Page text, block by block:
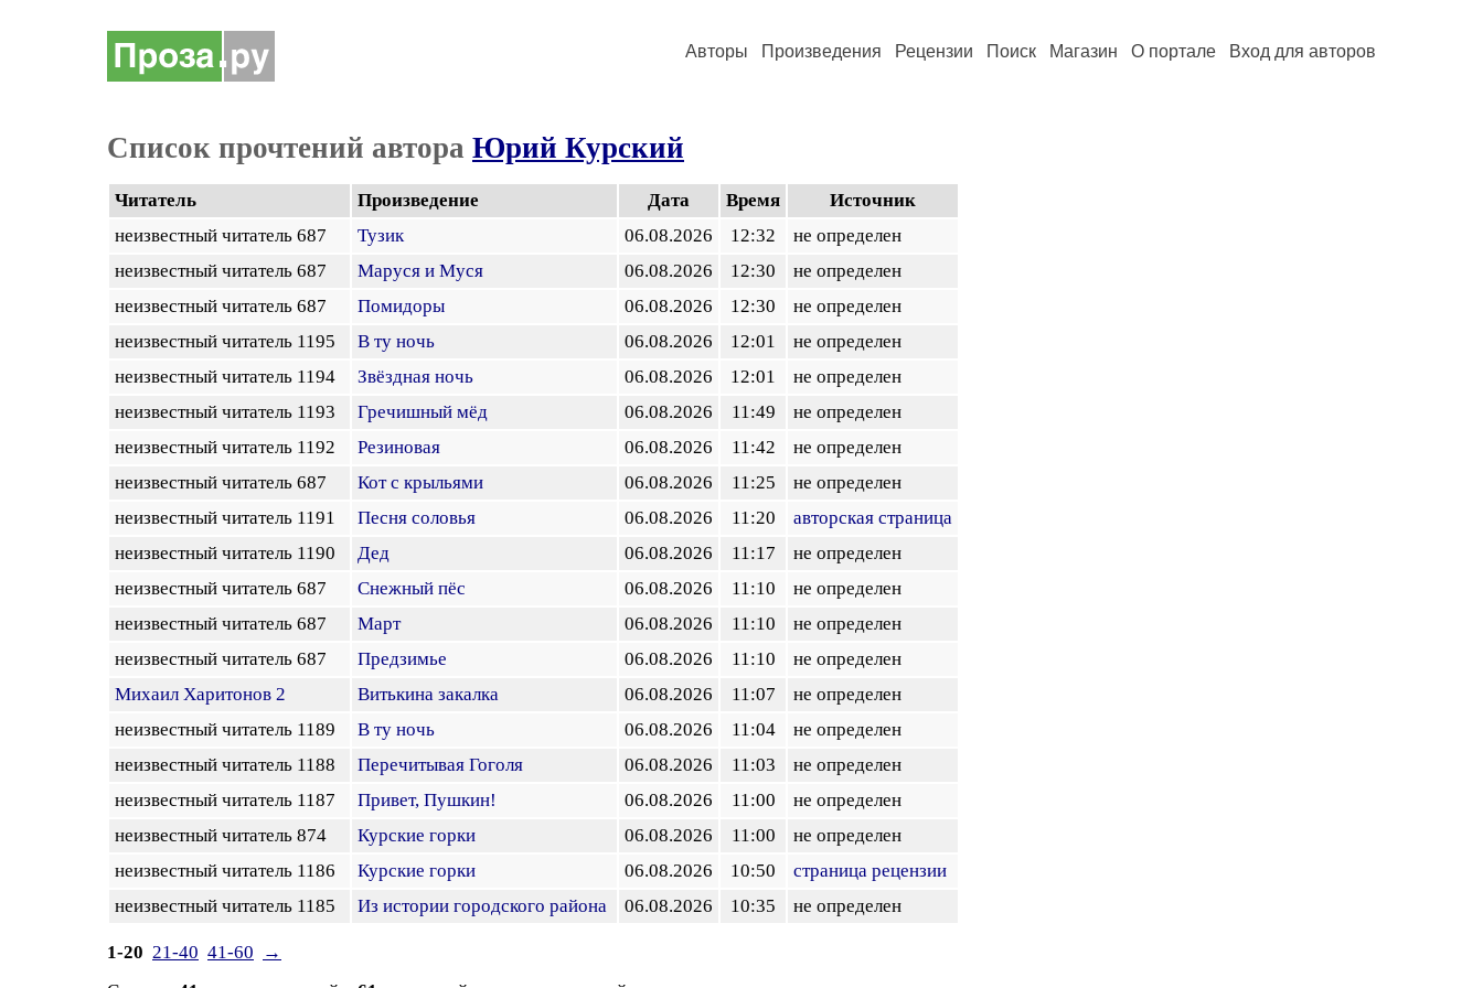
Авторы Произведения Рецензии Поиск Магазин О портале Вход для авторов
Список прочтений автора Юрий Курский
Читатель Произведение Дата Время
Источник
неизвестный читатель 687
Тузик 06.08.2026 12:32
не определен
неизвестный читатель 687
Маруся и Муся 06.08.2026 12:30
не определен
неизвестный читатель 687
Помидоры 06.08.2026 12:30
не определен
неизвестный читатель 1195
В ту ночь 06.08.2026 12:01
не определен
неизвестный читатель 1194
Звёздная ночь 06.08.2026 12:01
не определен
неизвестный читатель 1193
Гречишный мёд 06.08.2026 11:49
не определен
неизвестный читатель 1192
Резиновая 06.08.2026 11:42
не определен
неизвестный читатель 687
Кот с крыльями 06.08.2026 11:25
не определен
неизвестный читатель 1191
Песня соловья 06.08.2026 11:20
авторская страница
неизвестный читатель 1190
Дед 06.08.2026 11:17
не определен
неизвестный читатель 687
Снежный пёс 06.08.2026 11:10
не определен
неизвестный читатель 687
Март 06.08.2026 11:10
не определен
неизвестный читатель 687
Предзимье 06.08.2026 11:10
не определен
Михаил Харитонов 2
Витькина закалка 06.08.2026 11:07
не определен
неизвестный читатель 1189
В ту ночь 06.08.2026 11:04
не определен
неизвестный читатель 1188
Перечитывая Гоголя 06.08.2026 11:03
не определен
неизвестный читатель 1187
Привет, Пушкин! 06.08.2026 11:00
не определен
неизвестный читатель 874
Курские горки 06.08.2026 11:00
не определен
неизвестный читатель 1186
Курские горки 06.08.2026 10:50
страница рецензии
неизвестный читатель 1185
Из истории городского района 06.08.2026 10:35 не определен
1-20 21-40 41-60
→